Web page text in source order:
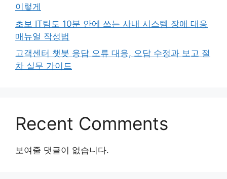
이렇게
초보 IT팀도 10분 안에 쓰는 사내 시스템 장애 대응
매뉴얼 작성법
고객센터 챗봇 응답 오류 대응, 오답 수정과 보고 절
차 실무 가이드
Recent Comments
보여줄 댓글이 없습니다.